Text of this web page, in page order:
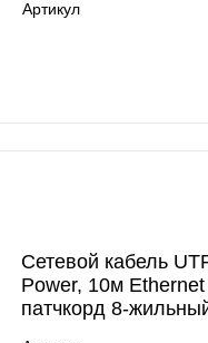
Артикул
Сетевой кабель
Power, 10м
патчкорд 8-